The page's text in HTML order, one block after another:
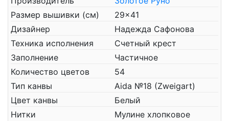
Размер вышивки (см)
29x41
Дизайнер
Надежда Сафонова
Техника исполнения
Счетный крест
Заполнение
Частичное
Количество цветов
54
Тип канвы
Aida №18 (Zweigart)
Цвет канвы
Белый
Нитки
Мулине хлопковое